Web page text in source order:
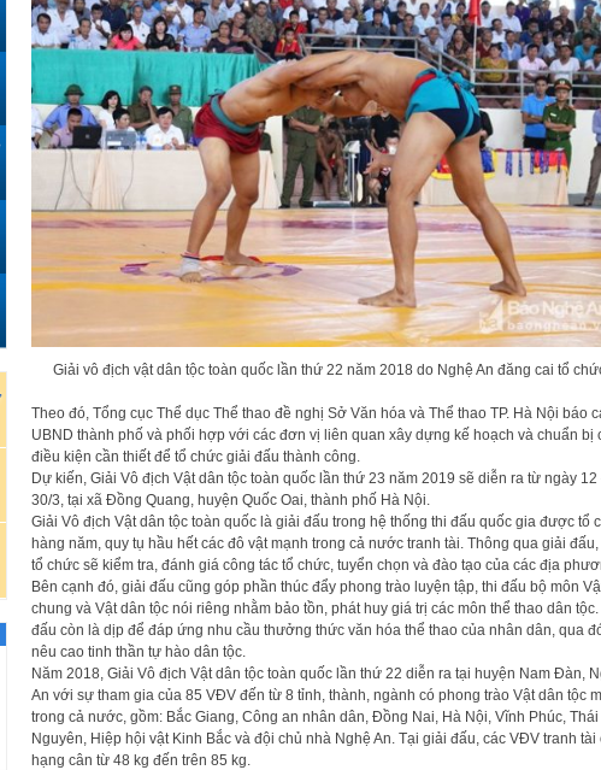
Giải vô địch vật dân tộc toàn quốc lần thứ 22 năm 2018 do Nghệ An đăng cai tổ
Theo đó, Tổng cục Thể dục Thể thao đề nghị Sở Văn hóa và Thể thao TP. Hà Nội báo
UBND thành phố và phối hợp với các đơn vị liên quan xây dựng kế hoạch và chuẩn bị
điều kiện cần thiết để tổ chức giải đấu thành công.
Dự kiến, Giải Vô địch Vật dân tộc toàn quốc lần thứ 23 năm 2019 sẽ diễn ra từ ngày 12
30/3, tại xã Đồng Quang, huyện Quốc Oai, thành phố Hà Nội.
Giải Vô địch Vật dân tộc toàn quốc là giải đấu trong hệ thống thi đấu quốc gia được tổ
hàng năm, quy tụ hầu hết các đô vật mạnh trong cả nước tranh tài. Thông qua giải đấu,
tổ chức sẽ kiểm tra, đánh giá công tác tổ chức, tuyển chọn và đào tạo của các địa
Bên cạnh đó, giải đấu cũng góp phần thúc đẩy phong trào luyện tập, thi đấu bộ môn
chung và Vật dân tộc nói riêng nhằm bảo tồn, phát huy giá trị các môn thể thao dân tộc.
đấu còn là dịp để đáp ứng nhu cầu thưởng thức văn hóa thể thao của nhân dân, qua
nêu cao tinh thần tự hào dân tộc.
Năm 2018, Giải Vô địch Vật dân tộc toàn quốc lần thứ 22 diễn ra tại huyện Nam Đàn,
An với sự tham gia của 85 VĐV đến từ 8 tỉnh, thành, ngành có phong trào Vật dân tộc
trong cả nước, gồm: Bắc Giang, Công an nhân dân, Đồng Nai, Hà Nội, Vĩnh Phúc, Thái
Nguyên, Hiệp hội vật Kinh Bắc và đội chủ nhà Nghệ An. Tại giải đấu, các VĐV tranh tài
hạng cân từ 48 kg đến trên 85 kg.